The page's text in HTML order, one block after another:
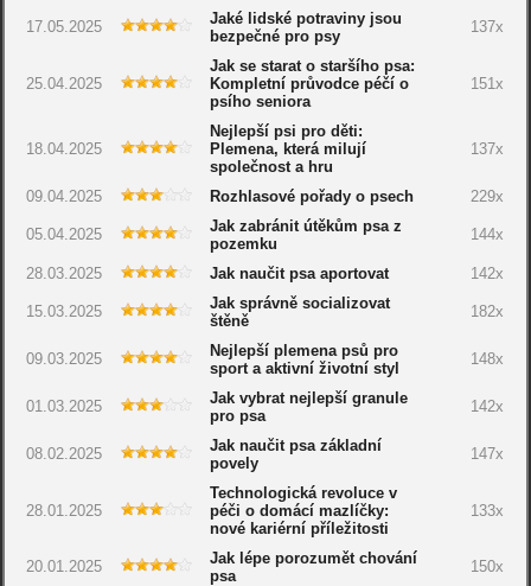
17.05.2025
Jaké lidské potraviny jsou
bezpečné pro psy
137x
25.04.2025
Jak se starat o staršího psa:
Kompletní průvodce péčí o
psího seniora
151x
18.04.2025
Nejlepší psi pro děti:
Plemena, která milují
společnost a hru
137x
09.04.2025 Rozhlasové pořady o psech 229x
05.04.2025
Jak zabránit útěkům psa z
pozemku
144x
28.03.2025 Jak naučit psa aportovat 142x
15.03.2025
Jak správně socializovat
štěně
182x
09.03.2025
Nejlepší plemena psů pro
sport a aktivní životní styl
148x
01.03.2025
Jak vybrat nejlepší granule
pro psa
142x
08.02.2025
Jak naučit psa základní
povely
147x
28.01.2025
Technologická revoluce v
péči o domácí mazlíčky:
nové kariérní příležitosti
133x
20.01.2025
Jak lépe porozumět chování
psa
150x